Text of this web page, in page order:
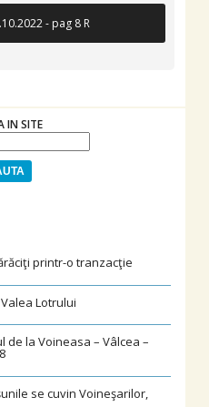
- pag 8 R
IN SITE
printr-o tranzacţie
Lotrului
de la Voineasa – Vâlcea –
se cuvin Voineşarilor,